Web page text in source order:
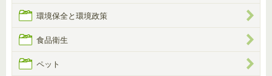
環境保全と環境政策
食品衛生
ペット